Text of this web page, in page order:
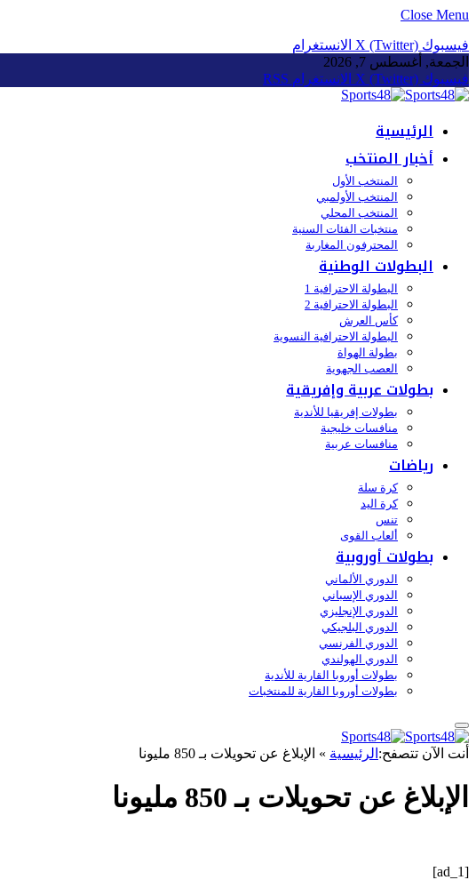
Close Menu
فيسبوك X (Twitter) الانستغرام
الجمعة, أغسطس 7, 2026
فيسبوك X (Twitter) الانستغرام RSS
الرئيسية
أخبار المنتخب
المنتخب الأول
المنتخب الأولمبي
المنتخب المحلي
منتخبات الفئات السنية
المحترفون المغاربة
البطولات الوطنية
البطولة الاحترافية 1
البطولة الاحترافية 2
كأس العرش
البطولة الاحترافية النسوية
بطولة الهواة
العصب الجهوية
بطولات عربية وإفريقية
بطولات إفريقيا للأندية
منافسات خليجية
منافسات عربية
رياضات
كرة سلة
كرة اليد
تنس
ألعاب القوى
بطولات أوروبية
الدوري الألماني
الدوري الإسباني
الدوري الإنجليزي
الدوري البلجيكي
الدوري الفرنسي
الدوري الهولندي
بطولات أوروبا القارية للأندية
بطولات أوروبا القارية للمنتخبات
أنت الآن تتصفح: الرئيسية » الإبلاغ عن تحويلات بـ 850 مليونا
الإبلاغ عن تحويلات بـ 850 مليونا
[ad_1]